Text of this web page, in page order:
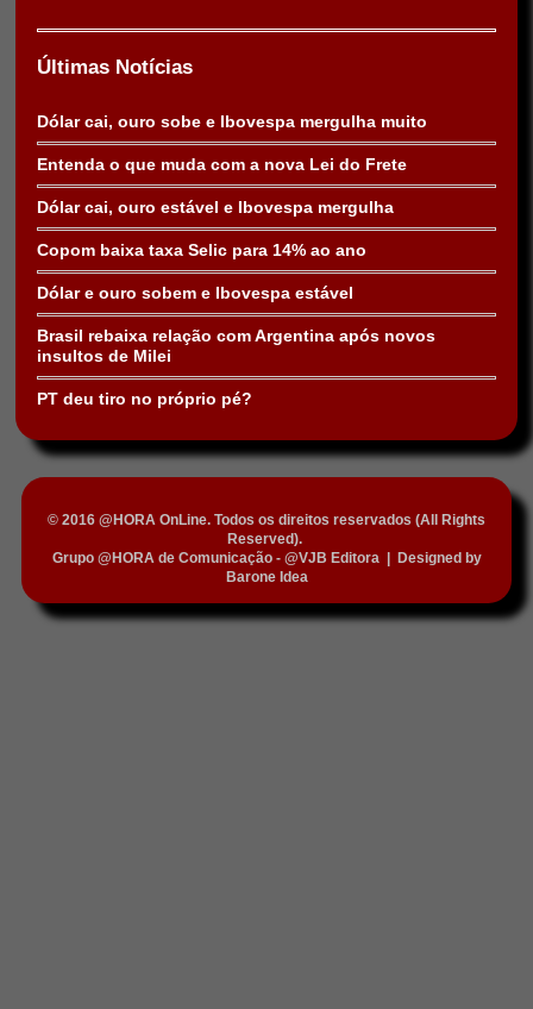
Últimas Notícias
Dólar cai, ouro sobe e Ibovespa mergulha muito
Entenda o que muda com a nova Lei do Frete
Dólar cai, ouro estável e Ibovespa mergulha
Copom baixa taxa Selic para 14% ao ano
Dólar e ouro sobem e Ibovespa estável
Brasil rebaixa relação com Argentina após novos
insultos de Milei
PT deu tiro no próprio pé?
© 2016 @HORA OnLine. Todos os direitos reservados (All Rights
Reserved).
Grupo @HORA de Comunicação - @VJB Editora|
Designed by
Barone Idea